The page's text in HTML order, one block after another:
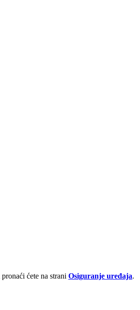
ćete na strani Osiguranje uređaja.